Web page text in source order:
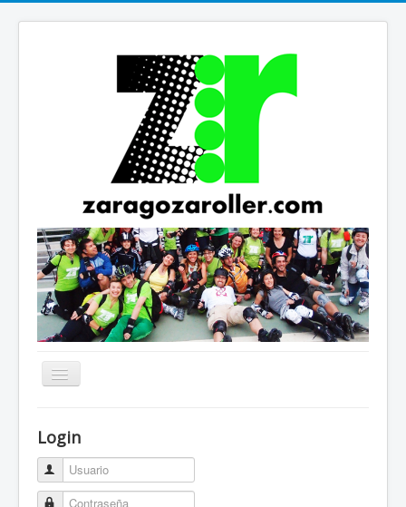
Cambiar
Patines Solidarios
¿Cómo asociarme? Ventajas
Login
Usuario
Contraseña